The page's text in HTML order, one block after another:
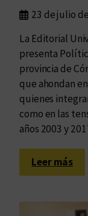
23 de julio
La Editorial
presenta
provincia de
que ahondan
quienes
como en las
años 2003 y
Leer más:
L